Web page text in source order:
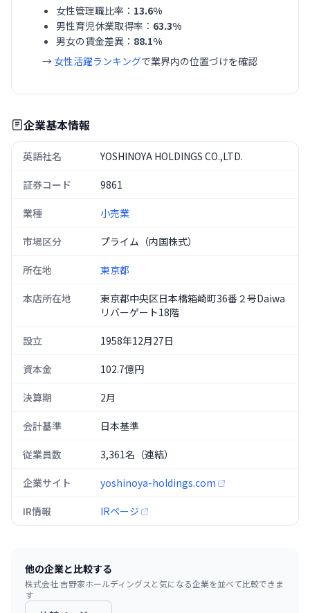
女性管理職比率： 13.6%
男性育児休業取得率： 63.3%
男女の賃金差異： 88.1%
→ 女性活躍ランキングで業界内の位置づけを確認
企業基本情報
英語社名 YOSHINOYA HOLDINGS CO.,LTD.
証券コード 9861
業種 小売業
市場区分 プライム（内国株式）
所在地 東京都
本店所在地
東京都中央区日本橋箱崎町36番２号Daiwa
リバーゲート18階
設立 1958年12月27日
資本金 102.7億円
決算期 2月
会計基準 日本基準
従業員数 3,361名（連結）
企業サイト yoshinoya-holdings.com
IR情報 IRページ
他の企業と比較する
株式会社 吉野家ホールディングス と気になる企業を並べて比較できま
す